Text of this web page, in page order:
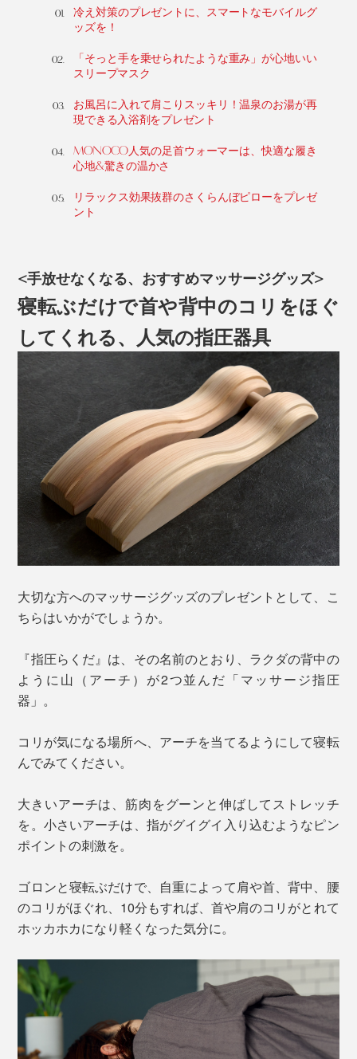
冷え対策のプレゼントに、スマートなモバイルグ
ッズを！
「そっと手を乗せられたような重み」が心地いい
スリープマスク
お風呂に入れて肩こりスッキリ！温泉のお湯が再
現できる入浴剤をプレゼント
MONOCO人気の足首ウォーマーは、快適な履き
心地&驚きの温かさ
リラックス効果抜群のさくらんぼピローをプレゼ
ント
<手放せなくなる、おすすめマッサージグッズ>
寝転ぶだけで首や背中のコリをほぐ
してくれる、人気の指圧器具
大切な方へのマッサージグッズのプレゼントとして、こ
ちらはいかがでしょうか。
『指圧らくだ』は、その名前のとおり、ラクダの背中の
ように山（アーチ）が2つ並んだ「マッサージ指圧
器」。
コリが気になる場所へ、アーチを当てるようにして寝転
んでみてください。
大きいアーチは、筋肉をグーンと伸ばしてストレッチ
を。小さいアーチは、指がグイグイ入り込むようなピン
ポイントの刺激を。
ゴロンと寝転ぶだけで、自重によって肩や首、背中、腰
のコリがほぐれ、10分もすれば、首や肩のコリがとれて
ホッカホカになり軽くなった気分に。